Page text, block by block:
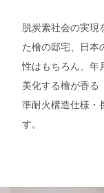
脱炭素社会の実現
た檜の邸宅、日本
性はもちろん、年
美化する檜が香る
準耐火構造仕様・
す。